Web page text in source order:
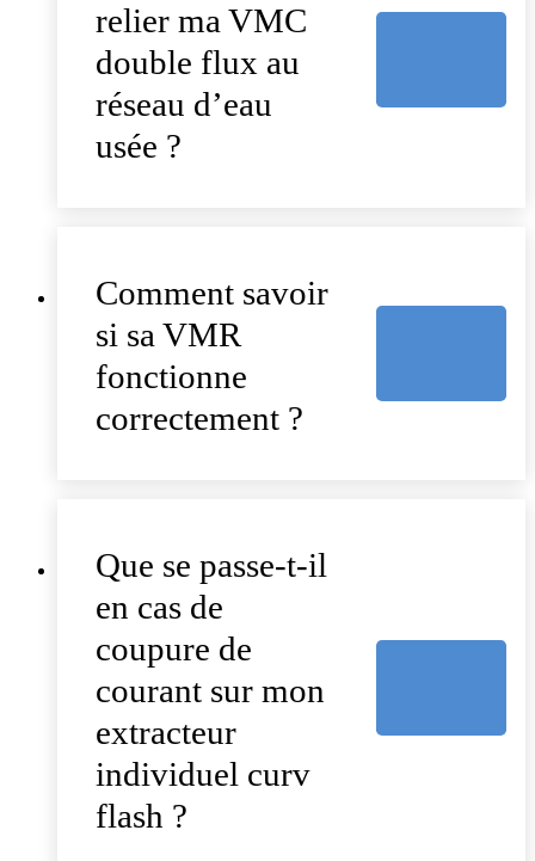
relier ma VMC
double flux au
réseau d’eau
usée ?
Comment savoir
si sa VMR
fonctionne
correctement ?
Que se passe-t-il
en cas de
coupure de
courant sur mon
extracteur
individuel curv
flash ?